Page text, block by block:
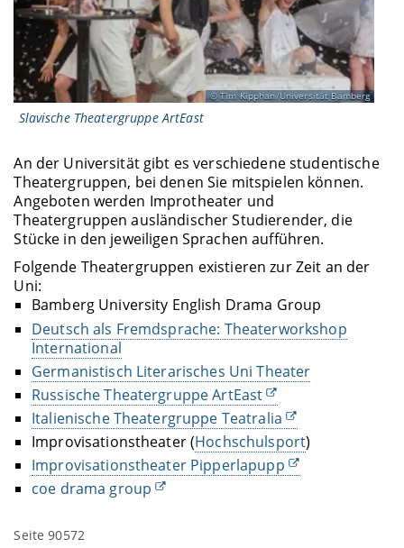
Tim Kipphan/Universität Bamberg
Slavische Theatergruppe ArtEast
An der Universität gibt es verschiedene studentische
Theatergruppen, bei denen Sie mitspielen können.
Angeboten werden Improtheater und
Theatergruppen ausländischer Studierender, die
Stücke in den jeweiligen Sprachen aufführen.
Folgende Theatergruppen existieren zur Zeit an der
Uni:
Bamberg University English Drama Group
Deutsch als Fremdsprache: Theaterworkshop
International
Germanistisch Literarisches Uni Theater
Russische Theatergruppe ArtEast
Italienische Theatergruppe Teatralia
Improvisationstheater (Hochschulsport)
Improvisationstheater Pipperlapupp
coe drama group
Seite 90572